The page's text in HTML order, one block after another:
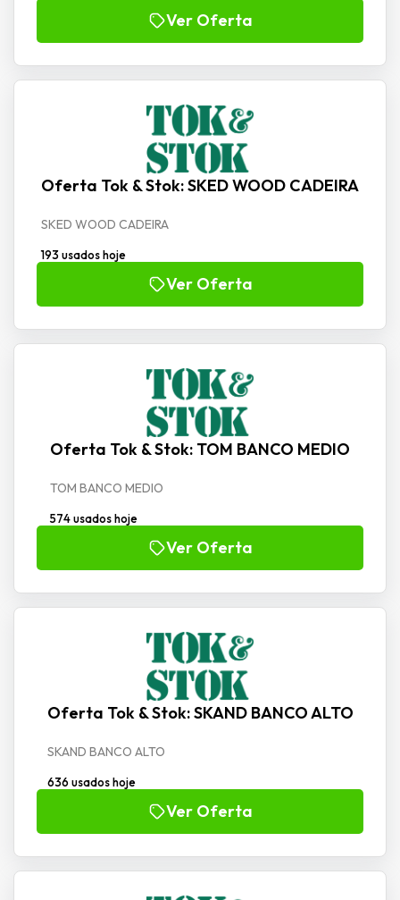
Ver Oferta
Oferta Tok & Stok: SKED WOOD CADEIRA
SKED WOOD CADEIRA
193 usados hoje
Ver Oferta
Oferta Tok & Stok: TOM BANCO MEDIO
TOM BANCO MEDIO
574 usados hoje
Ver Oferta
Oferta Tok & Stok: SKAND BANCO ALTO
SKAND BANCO ALTO
636 usados hoje
Ver Oferta